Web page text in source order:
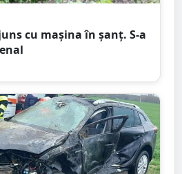
cu mașina în șanț. S-a